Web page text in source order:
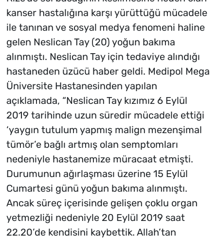
kanser hastalığına karşı yürüttüğü mücadele
ile tanınan ve sosyal medya fenomeni haline
gelen Neslican Tay (20) yoğun bakıma
alınmıştı. Neslican Tay için tedaviye alındığı
hastaneden üzücü haber geldi. Medipol Mega
Üniversite Hastanesinden yapılan
açıklamada, “Neslican Tay kızımız 6 Eylül
2019 tarihinde uzun süredir mücadele ettiği
‘yaygın tutulum yapmış malign mezenşimal
tümör’e bağlı artmış olan semptomları
nedeniyle hastanemize müracaat etmişti.
Durumunun ağırlaşması üzerine 15 Eylül
Cumartesi günü yoğun bakıma alınmıştı.
Ancak süreç içerisinde gelişen çoklu organ
yetmezliği nedeniyle 20 Eylül 2019 saat
22.20’de kendisini kaybettik. Allah’tan